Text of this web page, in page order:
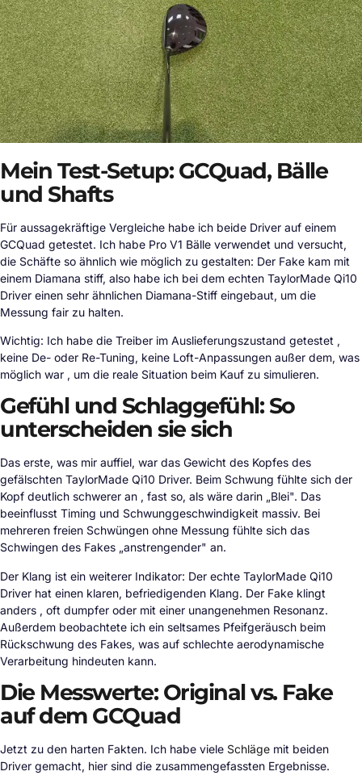
Mein Test-Setup: GCQuad, Bälle
und Shafts
Für aussagekräftige Vergleiche habe ich beide Driver auf einem
GCQuad getestet. Ich habe Pro V1 Bälle verwendet und versucht,
die Schäfte so ähnlich wie möglich zu gestalten: Der Fake kam mit
einem Diamana stiff, also habe ich bei dem echten TaylorMade Qi10
Driver einen sehr ähnlichen Diamana-Stiff eingebaut, um die
Messung fair zu halten.
Wichtig: Ich habe die Treiber im Auslieferungszustand getestet ,
keine De- oder Re-Tuning, keine Loft-Anpassungen außer dem, was
möglich war , um die reale Situation beim Kauf zu simulieren.
Gefühl und Schlaggefühl: So
unterscheiden sie sich
Das erste, was mir auffiel, war das Gewicht des Kopfes des
gefälschten TaylorMade Qi10 Driver. Beim Schwung fühlte sich der
Kopf deutlich schwerer an , fast so, als wäre darin „Blei". Das
beeinflusst Timing und Schwunggeschwindigkeit massiv. Bei
mehreren freien Schwüngen ohne Messung fühlte sich das
Schwingen des Fakes „anstrengender" an.
Der Klang ist ein weiterer Indikator: Der echte TaylorMade Qi10
Driver hat einen klaren, befriedigenden Klang. Der Fake klingt
anders , oft dumpfer oder mit einer unangenehmen Resonanz.
Außerdem beobachtete ich ein seltsames Pfeifgeräusch beim
Rückschwung des Fakes, was auf schlechte aerodynamische
Verarbeitung hindeuten kann.
Die Messwerte: Original vs. Fake
auf dem GCQuad
Jetzt zu den harten Fakten. Ich habe viele Schläge mit beiden
Driver gemacht, hier sind die zusammengefassten Ergebnisse.